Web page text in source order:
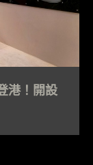
港！開設